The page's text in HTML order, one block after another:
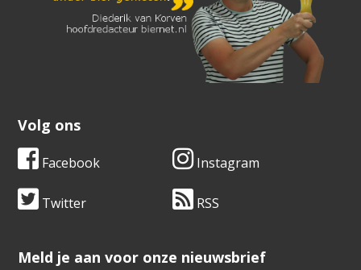
Volg ons
Facebook Instagram
Twitter RSS
​​​​​​​Meld je aan voor onze nieuwsbrief